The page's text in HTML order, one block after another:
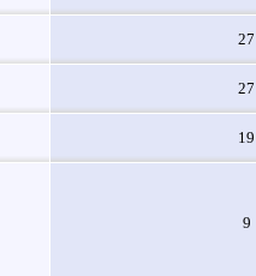
27
27
19
9